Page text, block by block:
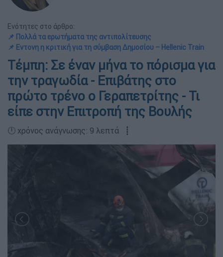
Ενότητες στο άρθρο:
📌 Πολλά τα ερωτήματα της αντιπολίτευσης
📌 Εντονη η κριτική για τη σύμβαση Δημοσίου – Hellenic Train
Τέμπη: Σε έναν μήνα το πόρισμα για
την τραγωδία - Επιβάτης στο
πρώτο τρένο ο Γεραπετρίτης - Τι
είπε στην Επιτροπή της Βουλής
🕛 χρόνος ανάγνωσης: 9 λεπτά ┋